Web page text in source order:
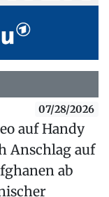
07/28/2026
auf Handy
Anschlag auf
ab